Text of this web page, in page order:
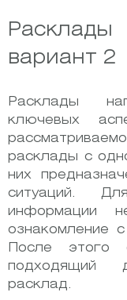
вариант 2
Расклады
ключевых
расклады с
них
ситуаций.
информации
ознакомление
После этого
подходящий
расклад.